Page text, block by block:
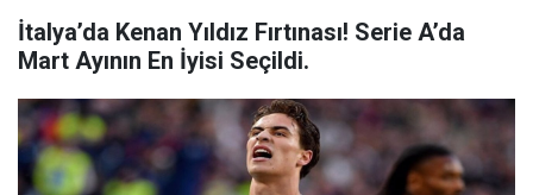
İtalya’da Kenan Yıldız Fırtınası! Serie A’da
Mart Ayının En İyisi Seçildi.